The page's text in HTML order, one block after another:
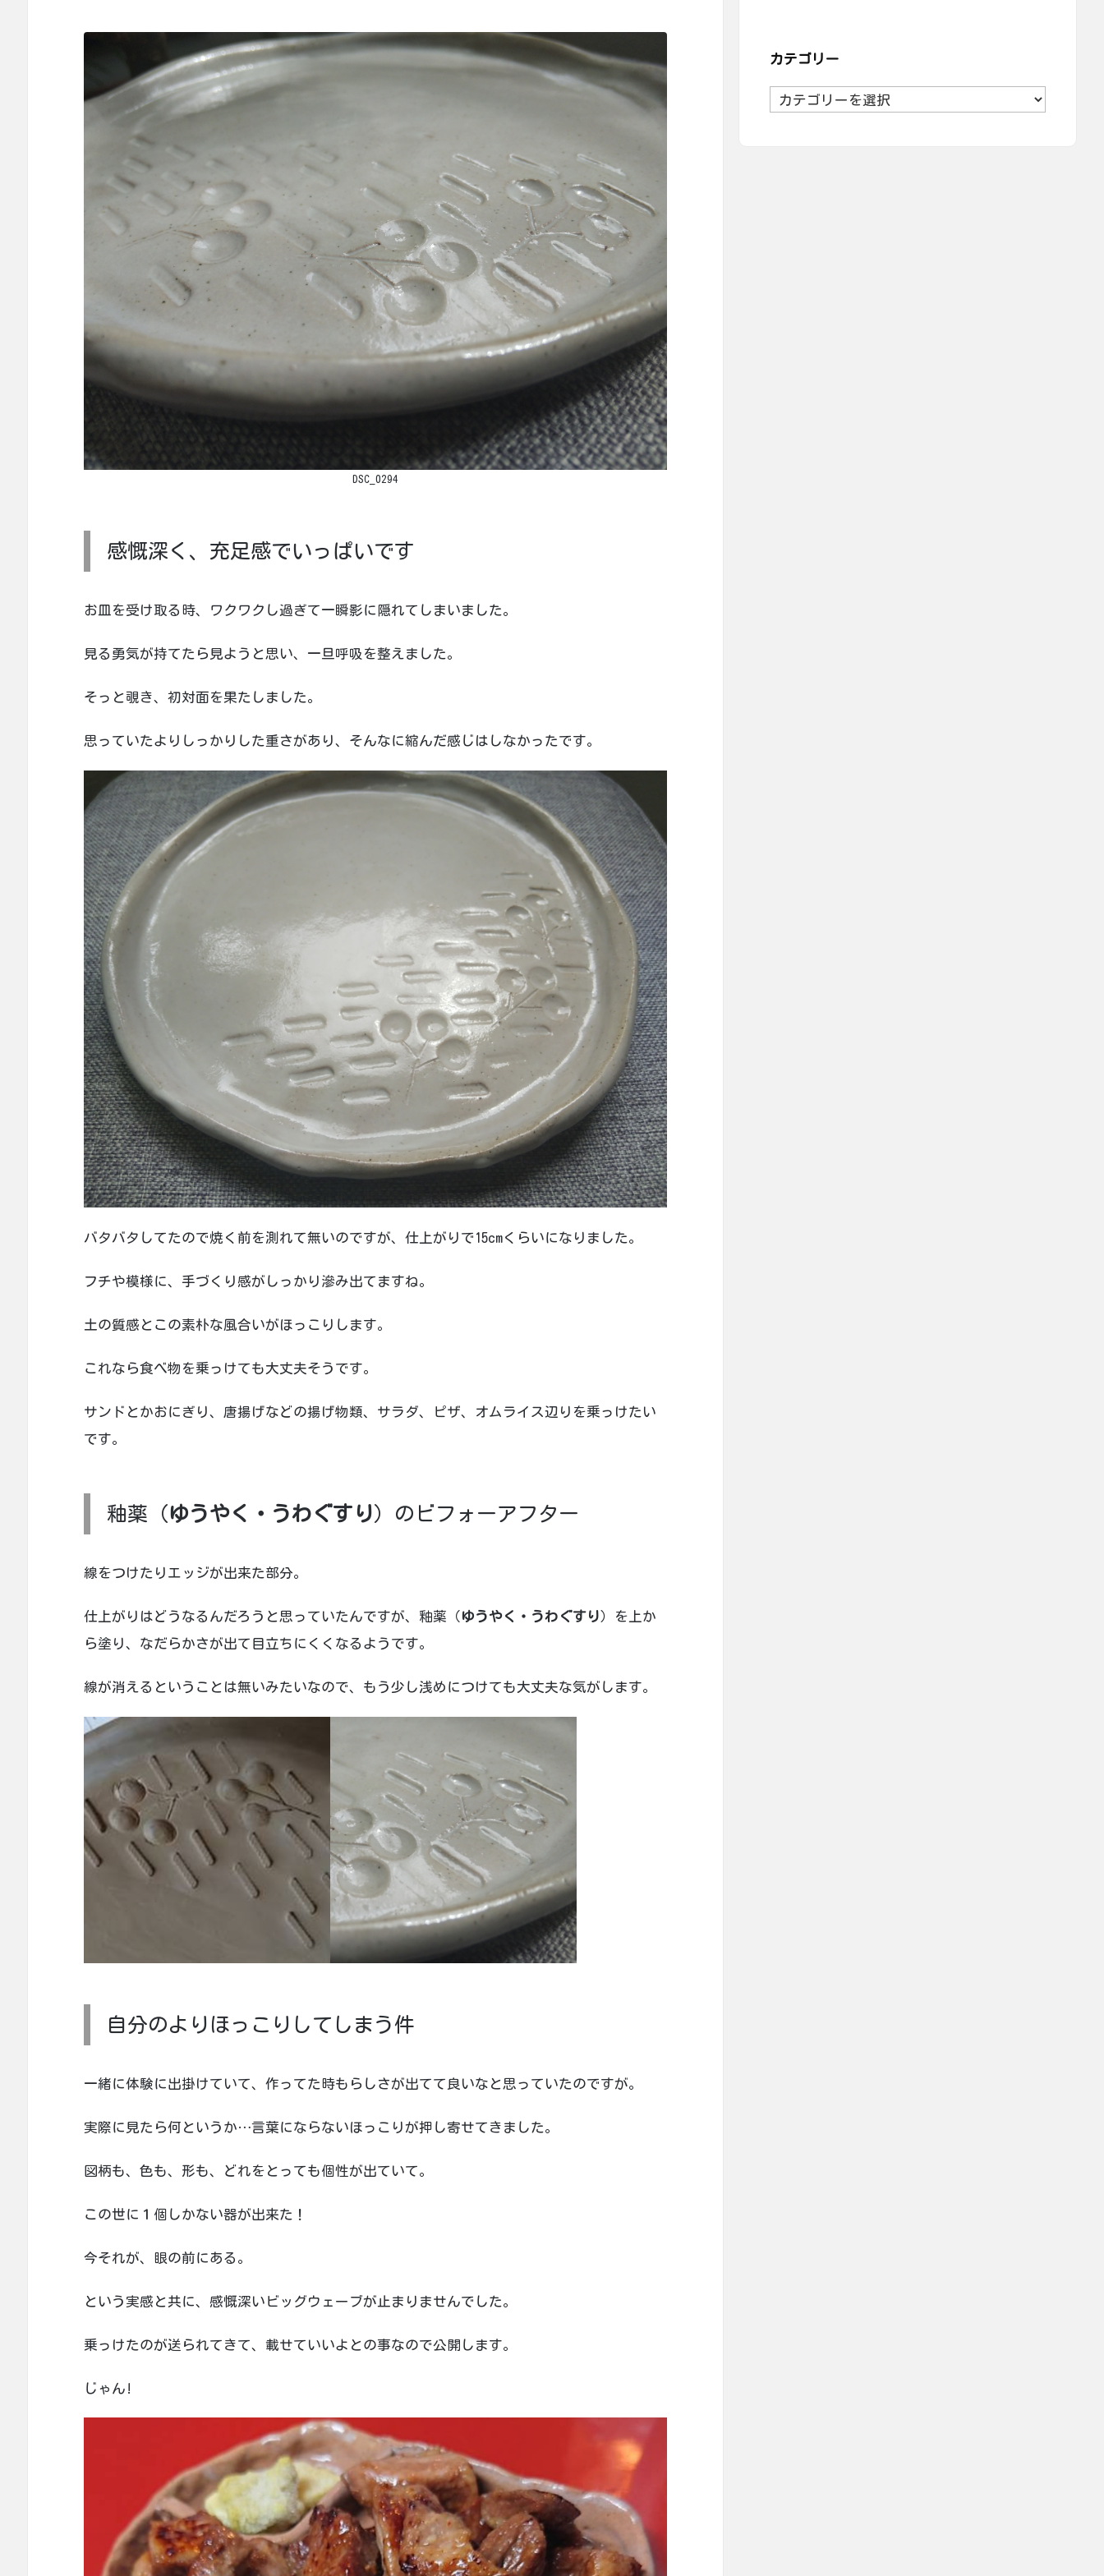
DSC_0294
感慨深く、充足感でいっぱいです
お皿を受け取る時、ワクワクし過ぎて一瞬影に隠れてしまいました。
見る勇気が持てたら見ようと思い、一旦呼吸を整えました。
そっと覗き、初対面を果たしました。
思っていたよりしっかりした重さがあり、そんなに縮んだ感じはしなかったです。
バタバタしてたので焼く前を測れて無いのですが、仕上がりで15cmくらいになりました。
フチや模様に、手づくり感がしっかり滲み出てますね。
土の質感とこの素朴な風合いがほっこりします。
これなら食べ物を乗っけても大丈夫そうです。
サンドとかおにぎり、唐揚げなどの揚げ物類、サラダ、ピザ、オムライス辺りを乗っけたい
です。
釉薬（ゆうやく・うわぐすり）のビフォーアフター
線をつけたりエッジが出来た部分。
仕上がりはどうなるんだろうと思っていたんですが、釉薬（ゆうやく・うわぐすり）を上か
ら塗り、なだらかさが出て目立ちにくくなるようです。
線が消えるということは無いみたいなので、もう少し浅めにつけても大丈夫な気がします。
自分のよりほっこりしてしまう件
一緒に体験に出掛けていて、作ってた時もらしさが出てて良いなと思っていたのですが。
実際に見たら何というか…言葉にならないほっこりが押し寄せてきました。
図柄も、色も、形も、どれをとっても個性が出ていて。
この世に１個しかない器が出来た！
今それが、眼の前にある。
という実感と共に、感慨深いビッグウェーブが止まりませんでした。
乗っけたのが送られてきて、載せていいよとの事なので公開します。
じゃん!
カテゴリー
カ
テ